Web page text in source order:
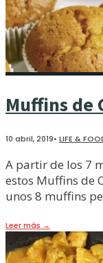
Muffins de
10 abril, 2019• LIFE &
A partir de los 7
estos Muffins de
unos 8 muffins
Leer más →